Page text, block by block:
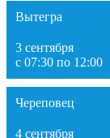
Вытегра
3 сентября
с 07:30 по 12:00
Череповец
4 сентября